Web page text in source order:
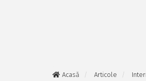
Acasă Articole